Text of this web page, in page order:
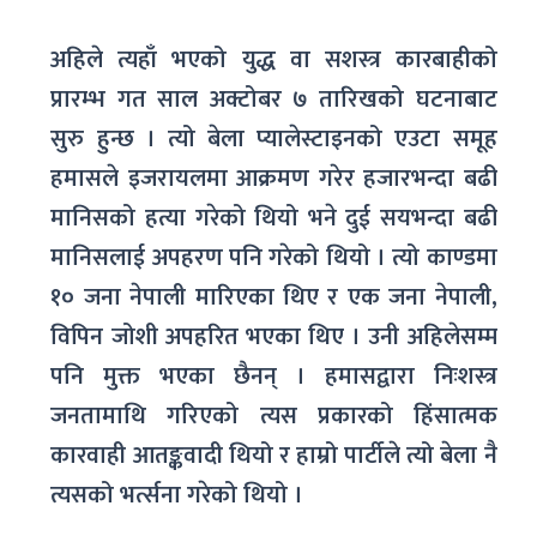
अहिले त्यहाँ भएको युद्ध वा सशस्त्र कारबाहीको
प्रारम्भ गत साल अक्टोबर ७ तारिखको घटनाबाट
सुरु हुन्छ । त्यो बेला प्यालेस्टाइनको एउटा समूह
हमासले इजरायलमा आक्रमण गरेर हजारभन्दा बढी
मानिसको हत्या गरेको थियो भने दुई सयभन्दा बढी
मानिसलाई अपहरण पनि गरेको थियो । त्यो काण्डमा
१० जना नेपाली मारिएका थिए र एक जना नेपाली,
विपिन जोशी अपहरित भएका थिए । उनी अहिलेसम्म
पनि मुक्त भएका छैनन् । हमासद्वारा निःशस्त्र
जनतामाथि गरिएको त्यस प्रकारको हिंसात्मक
कारवाही आतङ्कवादी थियो र हाम्रो पार्टीले त्यो बेला नै
त्यसको भर्त्सना गरेको थियो ।